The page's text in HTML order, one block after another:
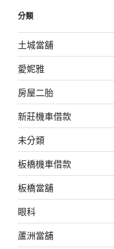
分類
土城當舖
愛妮雅
房屋二胎
新莊機車借款
未分類
板橋機車借款
板橋當舖
眼科
蘆洲當舖